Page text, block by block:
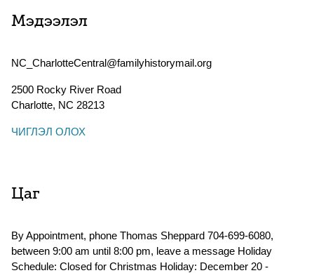
Мэдээлэл
NC_CharlotteCentral@familyhistorymail.org
2500 Rocky River Road
Charlotte, NC 28213
ЧИГЛЭЛ ОЛОХ
Цаг
By Appointment, phone Thomas Sheppard 704-699-6080,
between 9:00 am until 8:00 pm, leave a message Holiday
Schedule: Closed for Christmas Holiday: December 20 -